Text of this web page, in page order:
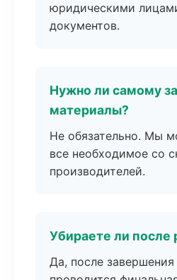
юридическими
документов.
Нужно ли самому
материалы?
Не обязательно. Мы
все необходимое со
производителей.
Убираете ли после
Да, после завершения